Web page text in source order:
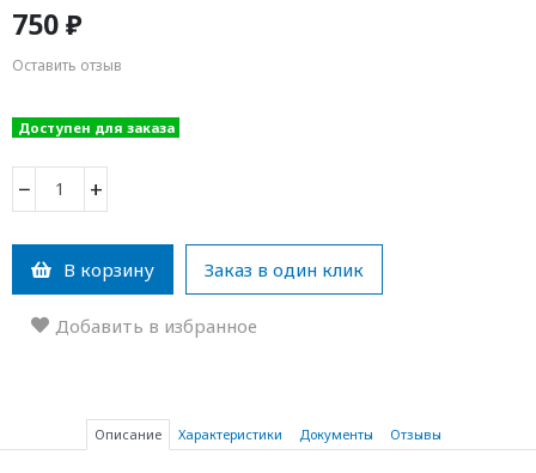
750 ₽
Оставить отзыв
Доступен для заказа
− +
В корзину Заказ в один клик
Добавить в избранное
Описание Характеристики Документы Отзывы